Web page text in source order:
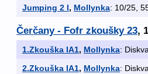
Jumping 2 I, Mollynka: 10/25,
Čerčany - Fofr zkoušky 23,
1.Zkouška IA1, Mollynka:
2.Zkouška IA1, Mollynka: